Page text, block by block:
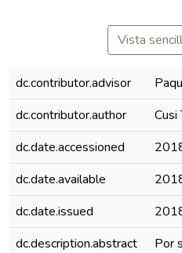
Vista
dc.contributor.advisor
dc.contributor.author
Cusi
dc.date.accessioned
dc.date.available
dc.date.issued
dc.description.abstract
Por